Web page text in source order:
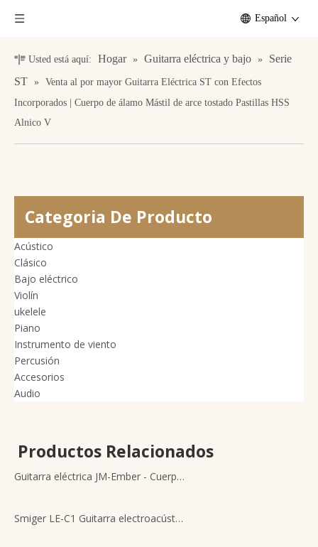
Español
Usted está aquí: Hogar » Guitarra eléctrica y bajo »
Serie
ST »
Venta al por mayor Guitarra Eléctrica ST con Efectos
Incorporados | Cuerpo de álamo Mástil de arce tostado Pastillas HSS
Alnico V
Categoria De Producto
Acústico
Clásico
Bajo eléctrico
Violín
ukelele
Piano
Instrumento de viento
Percusión
Accesorios
Audio
Productos Relacionados
Guitarra eléctrica JM-Ember - Cuerpo de álamo, mástil de arce con incrustaciones de palisandro, pastillas P90 - Venta al por mayor B2B para tiendas minoristas de música
Smiger LE-C1 Guitarra electroacústica de nailon transfronteriza de alta gama - Guitarra clásica recortada de 40 pulgadas